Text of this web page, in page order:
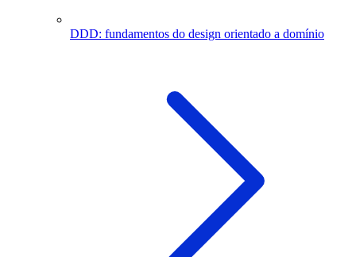
DDD: fundamentos do design orientado a domínio